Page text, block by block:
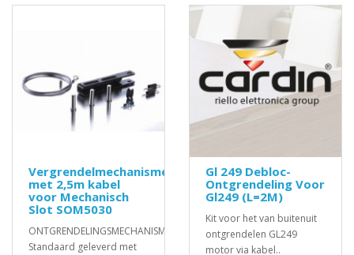
Vergrendelmechanisme
met 2,5m kabel
voor Mechanisch
Slot SOM5030
ONTGRENDELINGSMECHANISME
Standaard geleverd met
Gl 249 Debloc-
Ontgrendeling Voor
Gl249 (L=2M)
Kit voor het van buitenuit
ontgrendelen GL249
motor via kabel..